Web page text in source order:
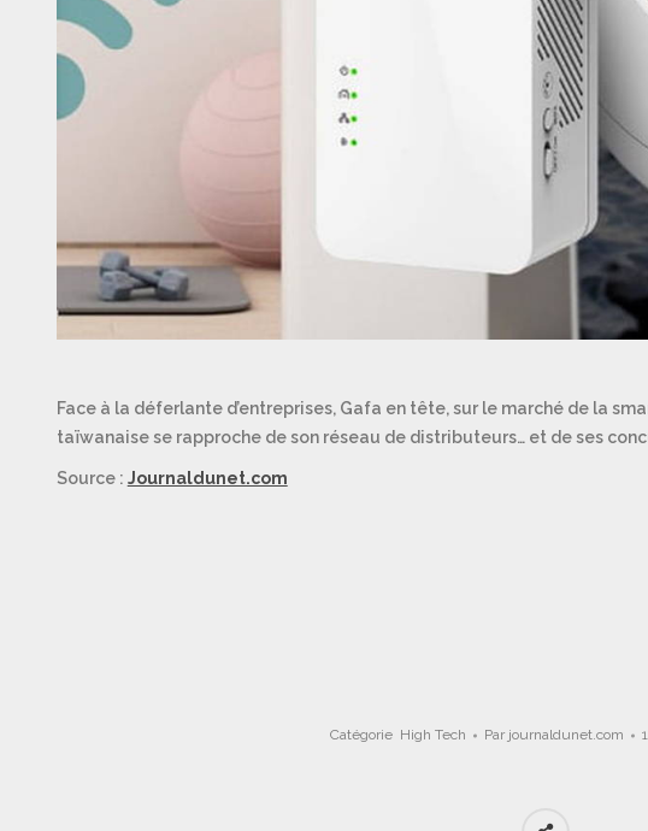
Face à la déferlante d’entreprises, Gafa en tête, sur le marché de la
taïwanaise se rapproche de son réseau de distributeurs… et de ses
Source : Journaldunet.com
Catégorie High Tech Par journaldunet.com